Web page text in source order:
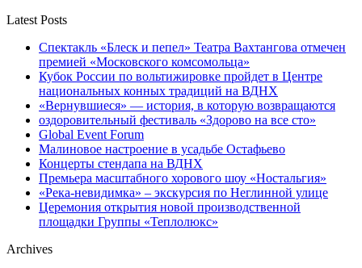
Latest Posts
Спектакль «Блеск и пепел» Театра Вахтангова отмечен
премией «Московского комсомольца»
Кубок России по вольтижировке пройдет в Центре
национальных конных традиций на ВДНХ
«Вернувшиеся» — история, в которую возвращаются
оздоровительный фестиваль «Здорово на все сто»
Global Event Forum
Малиновое настроение в усадьбе Остафьево
Концерты стендапа на ВДНХ
Премьера масштабного хорового шоу «Ностальгия»
«Река-невидимка» – экскурсия по Неглинной улице
Церемония открытия новой производственной
площадки Группы «Теплолюкс»
Archives